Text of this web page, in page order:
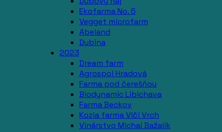
Ekofarma No. 5
Vegget microfarm
Abeland
Dubina
2023
Dream farm
Agrospol Hradová
Farma pod čerešňou
Biodynamic Libichava
Farma Beckov
Kozia farma Vlčí Vrch
Vinárstvo Michal Bažalík